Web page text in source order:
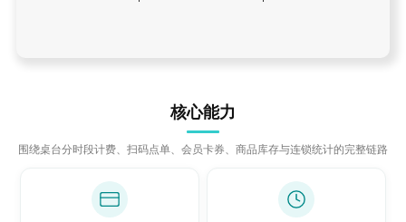
核心能力
围绕桌台分时段计费、扫码点单、会员卡券、商品库存与连锁统计的完整链路